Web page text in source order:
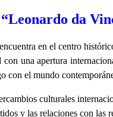
da
en el centro
una apertura
con el mundo
culturales
y las relaciones con las